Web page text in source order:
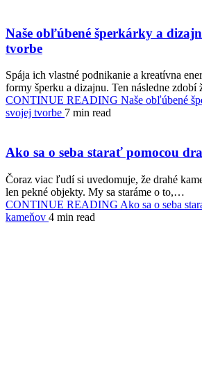
Naše obľúbené šperkárky a
tvorbe
Spája ich vlastné podnikanie a kreatívna
formy šperku a dizajnu. Ten následne
CONTINUE READING Naše obľúbené
svojej tvorbe 7 min read
Ako sa o seba starať pomocou
Čoraz viac ľudí si uvedomuje, že drahé
len pekné objekty. My sa staráme o to,…
CONTINUE READING Ako sa o seba
kameňov 4 min read